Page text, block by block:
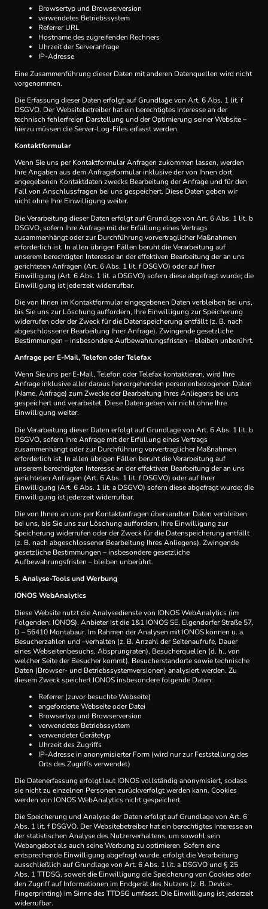
Browsertyp und Browserversion
verwendetes Betriebssystem
Referrer URL
Hostname des zugreifenden Rechners
Uhrzeit der Serveranfrage
IP-Adresse
Eine Zusammenführung dieser Daten mit anderen Datenquellen wird nicht
vorgenommen.
Die Erfassung dieser Daten erfolgt auf Grundlage von Art. 6 Abs. 1 lit. f
DSGVO. Der Websitebetreiber hat ein berechtigtes Interesse an der
technisch fehlerfreien Darstellung und der Optimierung seiner Website –
hierzu müssen die Server-Log-Files erfasst werden.
Kontaktformular
Wenn Sie uns per Kontaktformular Anfragen zukommen lassen, werden
Ihre Angaben aus dem Anfrageformular inklusive der von Ihnen dort
angegebenen Kontaktdaten zwecks Bearbeitung der Anfrage und für den
Fall von Anschlussfragen bei uns gespeichert. Diese Daten geben wir
nicht ohne Ihre Einwilligung weiter.
Die Verarbeitung dieser Daten erfolgt auf Grundlage von Art. 6 Abs. 1 lit. b
DSGVO, sofern Ihre Anfrage mit der Erfüllung eines Vertrags
zusammenhängt oder zur Durchführung vorvertraglicher Maßnahmen
erforderlich ist. In allen übrigen Fällen beruht die Verarbeitung auf
unserem berechtigten Interesse an der effektiven Bearbeitung der an uns
gerichteten Anfragen (Art. 6 Abs. 1 lit. f DSGVO) oder auf Ihrer
Einwilligung (Art. 6 Abs. 1 lit. a DSGVO) sofern diese abgefragt wurde; die
Einwilligung ist jederzeit widerrufbar.
Die von Ihnen im Kontaktformular eingegebenen Daten verbleiben bei uns,
bis Sie uns zur Löschung auffordern, Ihre Einwilligung zur Speicherung
widerrufen oder der Zweck für die Datenspeicherung entfällt (z. B. nach
abgeschlossener Bearbeitung Ihrer Anfrage). Zwingende gesetzliche
Bestimmungen – insbesondere Aufbewahrungsfristen – bleiben unberührt.
Anfrage per E-Mail, Telefon oder Telefax
Wenn Sie uns per E-Mail, Telefon oder Telefax kontaktieren, wird Ihre
Anfrage inklusive aller daraus hervorgehenden personenbezogenen Daten
(Name, Anfrage) zum Zwecke der Bearbeitung Ihres Anliegens bei uns
gespeichert und verarbeitet. Diese Daten geben wir nicht ohne Ihre
Einwilligung weiter.
Die Verarbeitung dieser Daten erfolgt auf Grundlage von Art. 6 Abs. 1 lit. b
DSGVO, sofern Ihre Anfrage mit der Erfüllung eines Vertrags
zusammenhängt oder zur Durchführung vorvertraglicher Maßnahmen
erforderlich ist. In allen übrigen Fällen beruht die Verarbeitung auf
unserem berechtigten Interesse an der effektiven Bearbeitung der an uns
gerichteten Anfragen (Art. 6 Abs. 1 lit. f DSGVO) oder auf Ihrer
Einwilligung (Art. 6 Abs. 1 lit. a DSGVO) sofern diese abgefragt wurde; die
Einwilligung ist jederzeit widerrufbar.
Die von Ihnen an uns per Kontaktanfragen übersandten Daten verbleiben
bei uns, bis Sie uns zur Löschung auffordern, Ihre Einwilligung zur
Speicherung widerrufen oder der Zweck für die Datenspeicherung entfällt
(z. B. nach abgeschlossener Bearbeitung Ihres Anliegens). Zwingende
gesetzliche Bestimmungen – insbesondere gesetzliche
Aufbewahrungsfristen – bleiben unberührt.
5. Analyse-Tools und Werbung
IONOS WebAnalytics
Diese Website nutzt die Analysedienste von IONOS WebAnalytics (im
Folgenden: IONOS). Anbieter ist die 1&1 IONOS SE, Elgendorfer Straße 57,
D – 56410 Montabaur. Im Rahmen der Analysen mit IONOS können u. a.
Besucherzahlen und –verhalten (z. B. Anzahl der Seitenaufrufe, Dauer
eines Webseitenbesuchs, Absprungraten), Besucherquellen (d. h., von
welcher Seite der Besucher kommt), Besucherstandorte sowie technische
Daten (Browser- und Betriebssystemversionen) analysiert werden. Zu
diesem Zweck speichert IONOS insbesondere folgende Daten:
Referrer (zuvor besuchte Webseite)
angeforderte Webseite oder Datei
Browsertyp und Browserversion
verwendetes Betriebssystem
verwendeter Gerätetyp
Uhrzeit des Zugriffs
IP-Adresse in anonymisierter Form (wird nur zur Feststellung des
Orts des Zugriffs verwendet)
Die Datenerfassung erfolgt laut IONOS vollständig anonymisiert, sodass
sie nicht zu einzelnen Personen zurückverfolgt werden kann. Cookies
werden von IONOS WebAnalytics nicht gespeichert.
Die Speicherung und Analyse der Daten erfolgt auf Grundlage von Art. 6
Abs. 1 lit. f DSGVO. Der Websitebetreiber hat ein berechtigtes Interesse an
der statistischen Analyse des Nutzerverhaltens, um sowohl sein
Webangebot als auch seine Werbung zu optimieren. Sofern eine
entsprechende Einwilligung abgefragt wurde, erfolgt die Verarbeitung
ausschließlich auf Grundlage von Art. 6 Abs. 1 lit. a DSGVO und § 25
Abs. 1 TTDSG, soweit die Einwilligung die Speicherung von Cookies oder
den Zugriff auf Informationen im Endgerät des Nutzers (z. B. Device-
Fingerprinting) im Sinne des TTDSG umfasst. Die Einwilligung ist jederzeit
widerrufbar.